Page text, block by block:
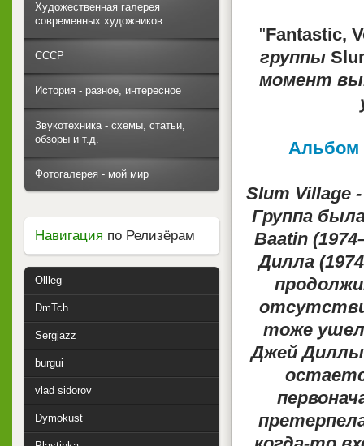
"Fantastic,
группы
момент
Альбом
Slum Village
Группа
Baatin
Дилла
тоже ушел
Джей Диллы
Художественная галерея
современных художников
СССР
История - разное, интересное
Звукотехника - схемы, статьи,
обзоры и т.д.
Фотогалерея - мой мир
Навигация по Релизёрам
Ollleg
DmTch
Sergjazz
burgui
vlad sidorov
Dymokust